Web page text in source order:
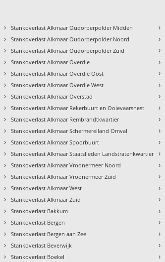
› Stankoverlast Alkmaar Oudorperpolder Midden
› Stankoverlast Alkmaar Oudorperpolder Noord
› Stankoverlast Alkmaar Oudorperpolder Zuid
› Stankoverlast Alkmaar Overdie
› Stankoverlast Alkmaar Overdie Oost
› Stankoverlast Alkmaar Overdie West
› Stankoverlast Alkmaar Overstad
› Stankoverlast Alkmaar Rekerbuurt en Ooievaarsnest
› Stankoverlast Alkmaar Rembrandtkwartier
› Stankoverlast Alkmaar Schermereiland Omval
› Stankoverlast Alkmaar Spoorbuurt
› Stankoverlast Alkmaar Staatslieden Landstratenkwartier
› Stankoverlast Alkmaar Vroonermeer Noord
› Stankoverlast Alkmaar Vroonermeer Zuid
› Stankoverlast Alkmaar West
› Stankoverlast Alkmaar Zuid
› Stankoverlast Bakkum
› Stankoverlast Bergen
› Stankoverlast Bergen aan Zee
› Stankoverlast Beverwijk
› Stankoverlast Boekel
›
›
›
›
›
›
›
›
›
›
›
›
›
›
›
›
›
›
›
›
›